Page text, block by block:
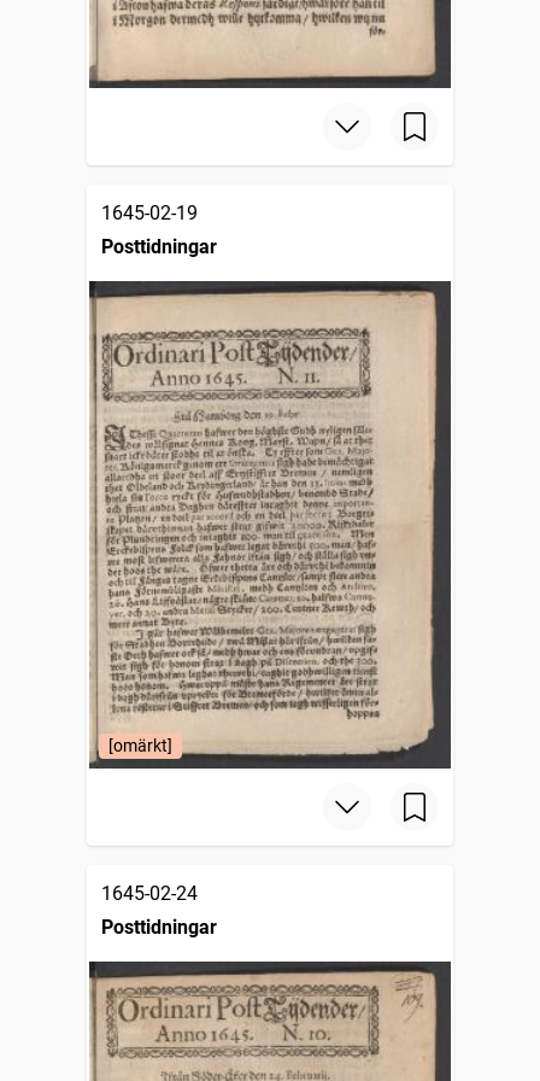
1645-02-19
Posttidningar
[omärkt]
1645-02-24
Posttidningar